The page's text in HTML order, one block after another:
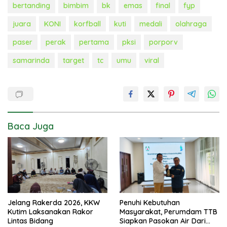
bertanding bimbim bk emas final
fyp
juara
KONI korfball kuti medali
olahraga
paser
perak pertama pksi
porporv
samarinda
target tc umu viral
Baca Juga
Jelang Rakerda 2026, KKW
Kutim Laksanakan Rakor
Lintas Bidang
Penuhi Kebutuhan
Masyarakat, Perumdam TTB
Siapkan Pasokan Air Dari